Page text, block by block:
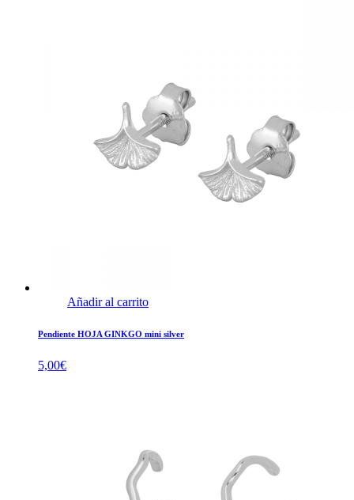
Añadir al carrito
Pendiente HOJA GINKGO mini silver
5,00€